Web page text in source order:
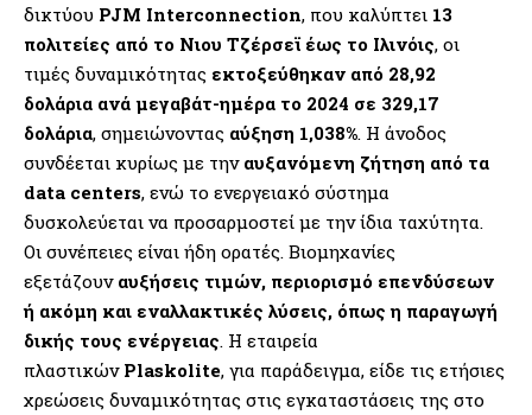
δικτύου PJM Interconnection, που καλύπτει 13
πολιτείες από το Νιου Τζέρσεϊ έως το Ιλινόις, οι
τιμές δυναμικότητας εκτοξεύθηκαν από 28,92
δολάρια ανά μεγαβάτ-ημέρα το 2024 σε 329,17
δολάρια, σημειώνοντας αύξηση 1,038%. Η άνοδος
συνδέεται κυρίως με την αυξανόμενη ζήτηση από τα
data centers, ενώ το ενεργειακό σύστημα
δυσκολεύεται να προσαρμοστεί με την ίδια ταχύτητα.
Οι συνέπειες είναι ήδη ορατές. Βιομηχανίες
εξετάζουν αυξήσεις τιμών, περιορισμό επενδύσεων
ή ακόμη και εναλλακτικές λύσεις, όπως η παραγωγή
δικής τους ενέργειας. Η εταιρεία
πλαστικών Plaskolite, για παράδειγμα, είδε τις ετήσιες
χρεώσεις δυναμικότητας στις εγκαταστάσεις της στο